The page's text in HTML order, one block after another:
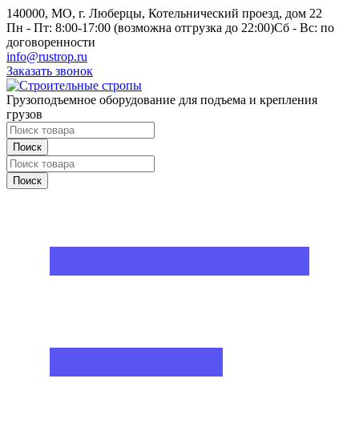
140000, МО, г. Люберцы, Котельнический проезд, дом 22
Пн - Пт: 8:00-17:00 (возможна отгрузка до 22:00)Сб - Вс: по
договоренности
info@rustrop.ru
Заказать звонок
Грузоподъемное оборудование для подъема и крепления
грузов
Поиск
Поиск